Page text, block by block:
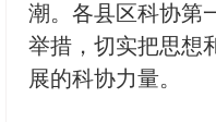
潮。各县区科协第
举措，切实把思想
展的科协力量。